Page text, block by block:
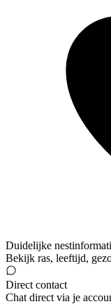
Duidelijke
Bekijk ras, leeftijd,
Direct contact
Chat direct via je